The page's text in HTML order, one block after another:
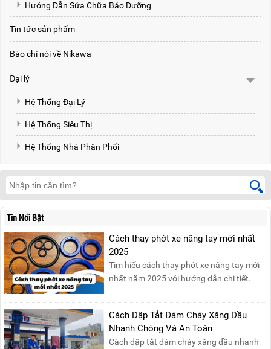
Hướng Dẫn Sửa Chữa Bảo Dưỡng
Tin tức sản phẩm
Báo chí nói về Nikawa
Đại lý
Hệ Thống Đại Lý
Hệ Thống Siêu Thị
Hệ Thống Nhà Phân Phối
Tin Nổi Bật
Cách thay phớt xe nâng tay mới nhất
2025
Tìm hiểu cách thay phớt xe nâng tay mới
nhất năm 2025 với hướng dẫn chi tiết.
phớt đúng cách, giúp xe nâng hoạt động
hiệu quả và bền lâu!
Cách Dập Tắt Đám Cháy Xăng Dầu
Nhanh Chóng Và An Toàn
Cách dập tắt đám cháy xăng dầu nhanh